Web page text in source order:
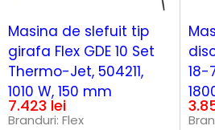
Masina de slefuit tip
girafa Flex GDE 10 Set
Thermo-Jet, 504211,
1010 W, 150 mm
7.423 lei
Branduri: Flex
18-